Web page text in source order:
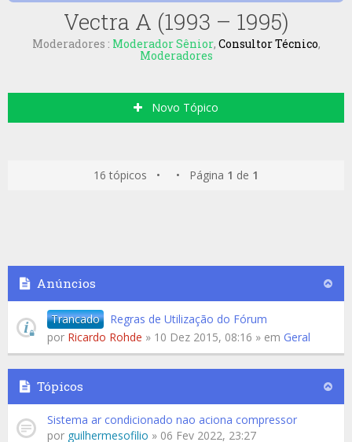
Vectra A (1993 – 1995)
Moderadores : Moderador Sênior, Consultor Técnico,
Moderadores
Novo Tópico
16 tópicos • • Página 1 de 1
Anúncios
Trancado
Regras de Utilização do Fórum
por Ricardo Rohde » 10 Dez 2015, 08:16 » em Geral
Tópicos
Sistema ar condicionado nao aciona compressor
por guilhermesofilio » 06 Fev 2022, 23:27